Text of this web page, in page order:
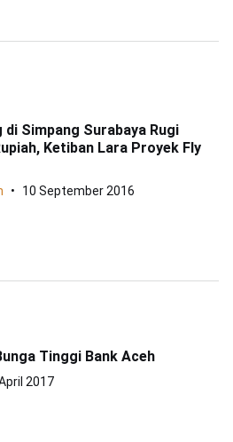
di Simpang Surabaya Rugi
Ketiban Lara Proyek Fly
10 September 2016
Tinggi Bank Aceh
2017